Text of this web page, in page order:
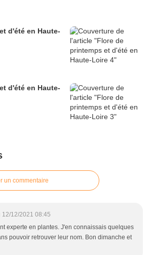
d'été en Haute-
d'été en Haute-
un commentaire
12/12/2021 08:45
experte en plantes. J'en connaissais quelques
pouvoir retrouver leur nom. Bon dimanche et